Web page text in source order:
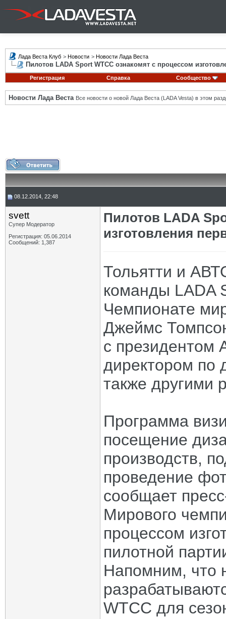
Лада Веста Клуб > Новости > Новости Лада Веста
Пилотов LADA Sport WTCC ознакомят с процессом
Регистрация Справка Сообщество
Новости Лада Веста Все новости о новой Лада Веста (LADA Vesta) в этом
08.12.2014, 22:48
svett
Супер Модератор
Регистрация: 05.06.2014
Сообщений: 1,387
Пилотов LADA
изготовления
Тольятти и
команды LADA
Чемпионате
Джеймс
с
директором по
также другими
Программа
посещение
производств,
проведение
сообщает
Мирового
процессом
пилотной
Напомним, что
WTCC для